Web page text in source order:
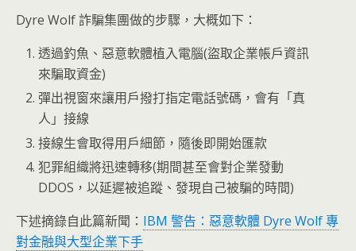
Dyre Wolf 詐騙集團做的步驟，大概如下：
透過釣魚、惡意軟體植入電腦(盜取企業帳戶資訊
來騙取資金)
彈出視窗來讓用戶撥打指定電話號碼，會有「真
人」接線
接線生會取得用戶細節，隨後即開始匯款
犯罪組織將迅速轉移(期間甚至會對企業發動
DDOS，以延遲被追蹤、發現自己被騙的時間)
下述摘錄自此篇新聞： IBM 警告：惡意軟體 Dyre Wolf 專
對金融與大型企業下手